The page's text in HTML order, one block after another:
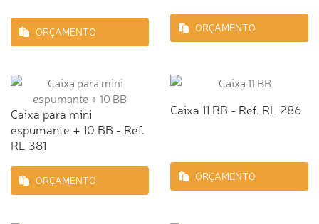
ORÇAMENTO ORÇAMENTO
Caixa para mini
espumante + 10 BB - Ref.
RL 381
ORÇAMENTO
Caixa 11 BB - Ref. RL 286
ORÇAMENTO